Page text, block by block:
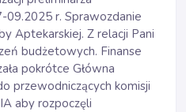
r. Sprawozdanie
Aptekarskiej. Z relacji Pani
budżetowych. Finanse
pokrótce Główna
przewodniczących komisji
aby rozpoczęli